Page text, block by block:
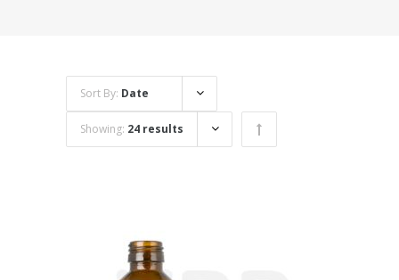
Sort By: Date
Showing: 24 results